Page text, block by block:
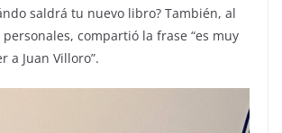
saldrá tu nuevo libro? También, al
compartió la frase “es muy
a Juan Villoro”.